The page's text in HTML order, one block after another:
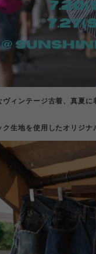
ヴィンテージ古着、真夏
生地を使用したオリジナ